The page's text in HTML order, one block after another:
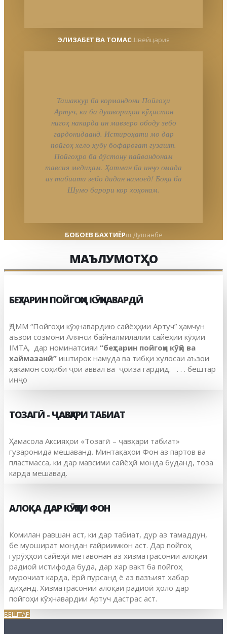
ЭЛИЗАБЕТ ВА ТОМАСШвейцария
Ташаккур ба кормандони Пойгоҳи
Артуч, ки ба душвориҳои кӯҳистон
нигоҳ накарда ин мавзеро ободу зебо
гардонидаанд. Истироҳати мо дар
пойгоҳ хело хубу бофароғат гузашт.
Пойгоҳро ба дӯстону пайвандонам
тавсия медиҳам. Ҳатман ба инҷо омада
аз табиати зебо дидан намоед! Боқӣ ба
Шумо барори кор хоҳонам.
БОБОЕВ БАХТИЁРш.Душанбе
МАЪЛУМОТҲО
БЕҲТАРИН ПОЙГОҲИ КӮҲНАВАРДӢ
ҶДММ “Пойгоҳи кӯҳнавардию сайёҳҳии Артуч” ҳамчун
аъзои созмони Алянси байналмилалии сайёҳии кӯҳии
IMTA, дар номинатсияи “беҳтарин пойгоҳи кӯҳӣ ва
хаймазанӣ” иштирок намуда ва тибқи хулосаи аъзои
ҳакамон соҳиби ҷои аввал ва ҷоиза гардид. . . . бештар
инҷо
ТОЗАГӢ - ҶАВҲАРИ ТАБИАТ
Ҳамасола Аксияҳои «Тозагӣ – ҷавҳари табиат»
гузаронида мешаванд. Минтақаҳои Фон аз партов ва
пластмасса, ки дар мавсими сайёҳӣ монда буданд, тоза
карда мешавад.
АЛОҚА ДАР КӮҲҲОИ ФОН
Комилан равшан аст, ки дар табиат, дур аз тамаддун,
бе муошират мондан ғайриимкон аст. Дар пойгоҳ
гурӯҳҳои сайёҳӣ метавонан аз хизматрасонии алоқаи
радиоӣ истифода буда, дар хар вакт ба пойгоҳ
мурочиат карда, ёрй пурсанд ё аз вазъият хабар
диҳанд. Хизматрасонии алоқаи радиоӣ ҳоло дар
пойгоҳи кӯҳнавардии Артуч дастрас аст.
БЕШТАР